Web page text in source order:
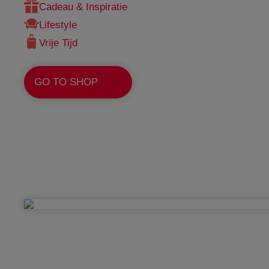
Cadeau & Inspiratie
Lifestyle
Vrije Tijd
GO TO SHOP